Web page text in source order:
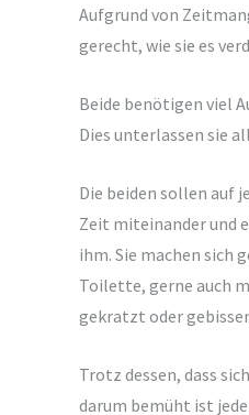
Aufgrund von
gerecht, wie sie es
Beide benötigen viel
Dies unterlassen sie
Die beiden sollen auf
Zeit miteinander und
ihm. Sie machen sich
Toilette, gerne auch
gekratzt oder
Trotz dessen, dass
darum bemüht ist